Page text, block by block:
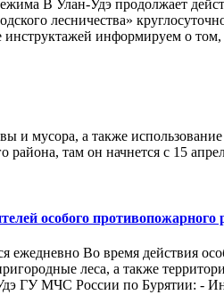
В Улан-Удэ продолжает
лесничества»
информируем о том,
и мусора, а также
там он начнется с 15
особого противопожарного
Во время действия
леса, а также
ГУ МЧС России по Бурятии: -